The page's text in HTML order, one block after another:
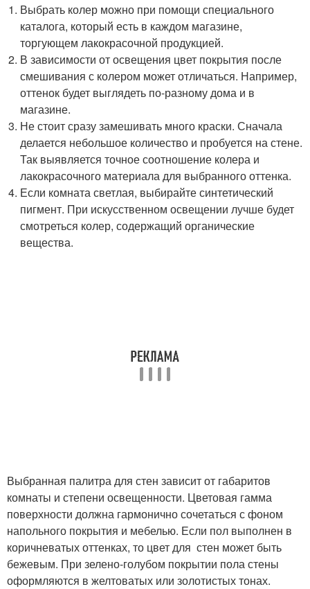
Выбрать колер можно при помощи специального
каталога, который есть в каждом магазине,
торгующем лакокрасочной продукцией.
В зависимости от освещения цвет покрытия после
смешивания с колером может отличаться. Например,
оттенок будет выглядеть по-разному дома и в
магазине.
Не стоит сразу замешивать много краски. Сначала
делается небольшое количество и пробуется на стене.
Так выявляется точное соотношение колера и
лакокрасочного материала для выбранного оттенка.
Если комната светлая, выбирайте синтетический
пигмент. При искусственном освещении лучше будет
смотреться колер, содержащий органические
вещества.
Выбранная палитра для стен зависит от габаритов
комнаты и степени освещенности. Цветовая гамма
поверхности должна гармонично сочетаться с фоном
напольного покрытия и мебелью. Если пол выполнен в
коричневатых оттенках, то цвет для стен может быть
бежевым. При зелено-голубом покрытии пола стены
оформляются в желтоватых или золотистых тонах.